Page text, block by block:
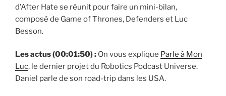
d’After Hate se réunit pour faire un mini-bilan,
composé de Game of Thrones, Defenders et Luc
Besson.
Les actus (00:01:50) : On vous explique Parle à Mon
Luc, le dernier projet du Robotics Podcast Universe.
Daniel parle de son road-trip dans les USA.